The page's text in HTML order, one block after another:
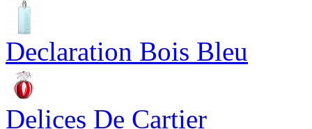
Declaration Bois Bleu
Delices De Cartier